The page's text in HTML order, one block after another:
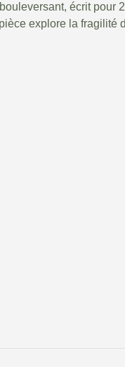
écrit pour
explore la